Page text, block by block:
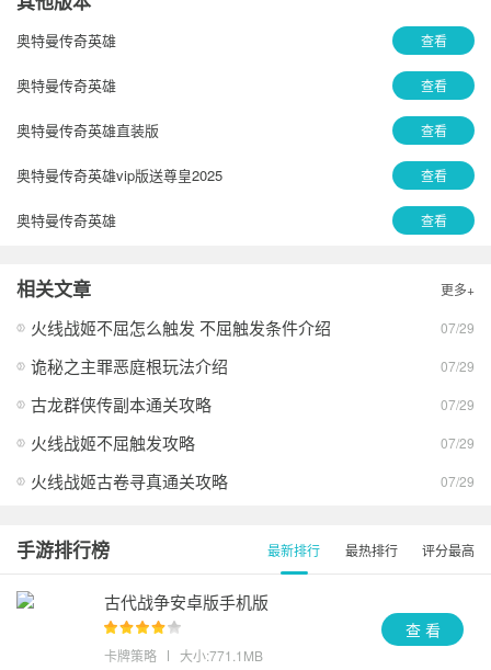
奥特曼传奇英雄 查看
奥特曼传奇英雄 查看
奥特曼传奇英雄直装版 查看
奥特曼传奇英雄vip版送尊皇2025 查看
奥特曼传奇英雄 查看
奥特曼传奇英雄国际版免广告
奥特曼传奇英雄不用登录版 查看
奥特曼传奇英雄2024安卓最新版 查看
奥特曼传奇英雄存档版免费 查看
奥特曼传奇英雄MOD作弊菜单国服
奥特曼传奇英雄 查看
奥特曼传奇英雄2内购版内置菜单免费版 查看
相关文章 更多+
火线战姬不屈怎么触发 不屈触发条件介绍 07/29
诡秘之主罪恶庭根玩法介绍 07/29
古龙群侠传副本通关攻略 07/29
火线战姬不屈触发攻略 07/29
火线战姬古卷寻真通关攻略 07/29
手游排行榜 最新排行 最热排行 评分最高
古代战争安卓版手机版
卡牌策略 大小:771.1MB
查 看